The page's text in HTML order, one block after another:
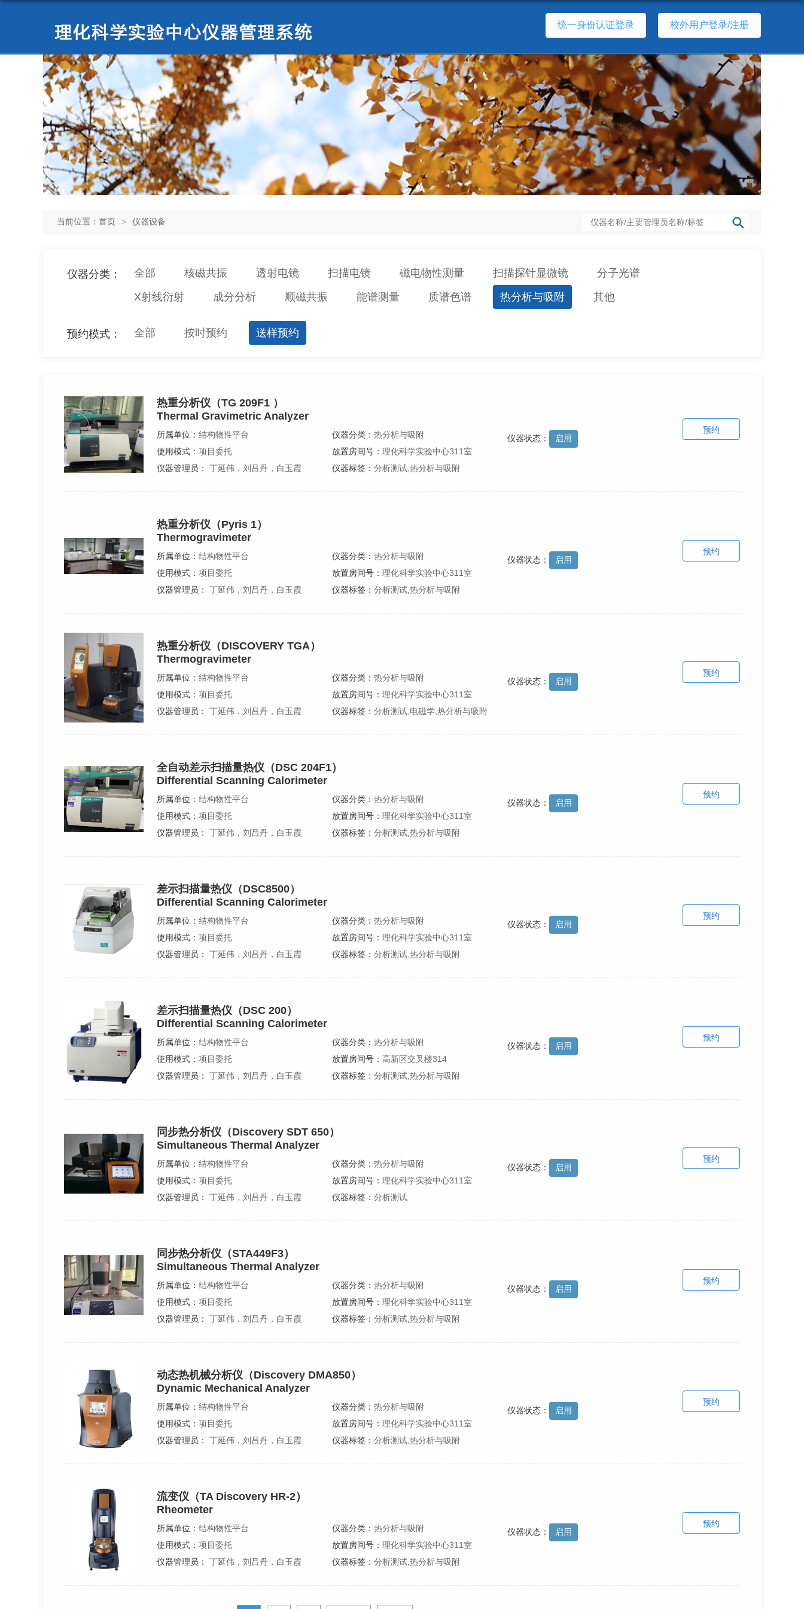
统一身份认证登录 校外用户登录/注册
当前位置： 首页 > 仪器设备
仪器分类： 全部 核磁共振 透射电镜 扫描电镜 磁电物性测量 扫描探针显微镜
分子光谱
X射线衍射
成分分析 顺磁共振 能谱测量 质谱色谱 热分析与吸附 其他
预约模式： 全部 按时预约 送样预约
热重分析仪（TG 209F1 ）
Thermal Gravimetric Analyzer
所属单位： 结构物性平台
使用模式： 项目委托
仪器管理员： 丁延伟，刘吕丹，白玉霞
仪器分类： 热分析与吸附
放置房间号： 理化科学实验中心311室
仪器标签： 分析测试,热分析与吸附
仪器状态： 启用
预约
热重分析仪（Pyris 1）
Thermogravimeter
所属单位： 结构物性平台
使用模式： 项目委托
仪器管理员： 丁延伟，刘吕丹，白玉霞
仪器分类： 热分析与吸附
放置房间号： 理化科学实验中心311室
仪器标签： 分析测试,热分析与吸附
仪器状态： 启用
预约
热重分析仪（DISCOVERY TGA）
Thermogravimeter
所属单位： 结构物性平台
使用模式： 项目委托
仪器管理员： 丁延伟，刘吕丹，白玉霞
仪器分类： 热分析与吸附
放置房间号： 理化科学实验中心311室
仪器标签： 分析测试,电磁学,热分析与吸附
仪器状态： 启用
预约
全自动差示扫描量热仪（DSC 204F1）
Differential Scanning Calorimeter
所属单位： 结构物性平台
使用模式： 项目委托
仪器管理员： 丁延伟，刘吕丹，白玉霞
仪器分类： 热分析与吸附
放置房间号： 理化科学实验中心311室
仪器标签： 分析测试,热分析与吸附
仪器状态： 启用
预约
差示扫描量热仪（DSC8500）
Differential Scanning Calorimeter
所属单位： 结构物性平台
使用模式： 项目委托
仪器管理员： 丁延伟，刘吕丹，白玉霞
仪器分类： 热分析与吸附
放置房间号： 理化科学实验中心311室
仪器标签： 分析测试,热分析与吸附
仪器状态： 启用
预约
差示扫描量热仪（DSC 200）
Differential Scanning Calorimeter
所属单位： 结构物性平台
使用模式： 项目委托
仪器管理员： 丁延伟，刘吕丹，白玉霞
仪器分类： 热分析与吸附
放置房间号： 高新区交叉楼314
仪器标签： 分析测试,热分析与吸附
仪器状态： 启用
预约
同步热分析仪（Discovery SDT 650）
Simultaneous Thermal Analyzer
所属单位： 结构物性平台
使用模式： 项目委托
仪器管理员： 丁延伟，刘吕丹，白玉霞
仪器分类： 热分析与吸附
放置房间号： 理化科学实验中心311室
仪器标签： 分析测试
仪器状态： 启用
预约
同步热分析仪（STA449F3）
Simultaneous Thermal Analyzer
所属单位： 结构物性平台
使用模式： 项目委托
仪器管理员： 丁延伟，刘吕丹，白玉霞
仪器分类： 热分析与吸附
放置房间号： 理化科学实验中心311室
仪器标签： 分析测试,热分析与吸附
仪器状态： 启用
预约
动态热机械分析仪（Discovery DMA850）
Dynamic Mechanical Analyzer
所属单位： 结构物性平台
使用模式： 项目委托
仪器管理员： 丁延伟，刘吕丹，白玉霞
仪器分类： 热分析与吸附
放置房间号： 理化科学实验中心311室
仪器标签： 分析测试,热分析与吸附
仪器状态： 启用
预约
流变仪（TA Discovery HR-2）
Rheometer
所属单位： 结构物性平台
使用模式： 项目委托
仪器管理员： 丁延伟，刘吕丹，白玉霞
仪器分类： 热分析与吸附
放置房间号： 理化科学实验中心311室
仪器标签： 分析测试,热分析与吸附
仪器状态： 启用
预约